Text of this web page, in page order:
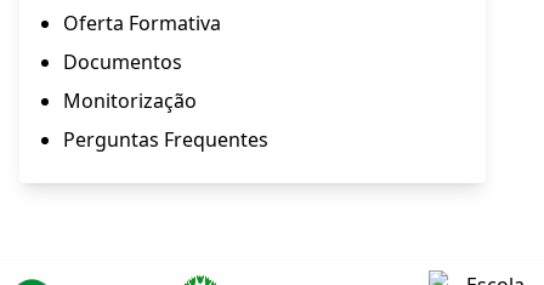
Oferta Formativa
Documentos
Monitorização
Perguntas Frequentes